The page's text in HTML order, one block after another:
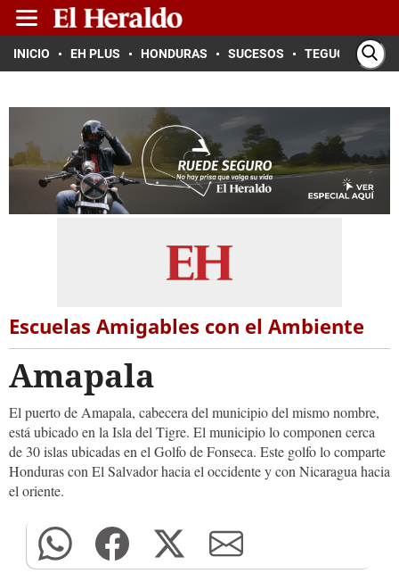
INICIO EH PLUS HONDURAS SUCESOS TEGUCIGALPA
Escuelas Amigables con el Ambiente
Amapala
El puerto de Amapala, cabecera del municipio del mismo nombre,
está ubicado en la Isla del Tigre. El municipio lo componen cerca
de 30 islas ubicadas en el Golfo de Fonseca. Este golfo lo comparte
Honduras con El Salvador hacia el occidente y con Nicaragua hacia
el oriente.